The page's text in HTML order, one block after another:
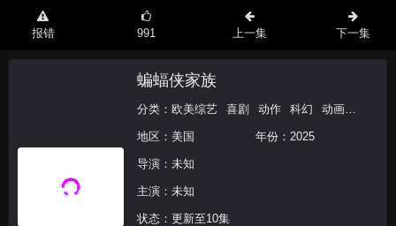
报错 991 上一集 下一集
蝙蝠侠家族
分类： 欧美综艺 喜剧 动作 科幻 动画 冒险
地区： 美国 年份： 2025
导演：未知
主演：未知
状态：更新至10集